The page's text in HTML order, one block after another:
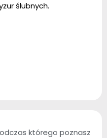
ślubnych.
którego poznasz